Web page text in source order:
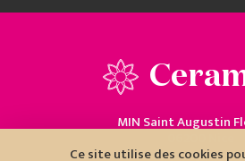
MIN Saint Augustin
Ce site utilise des cookies